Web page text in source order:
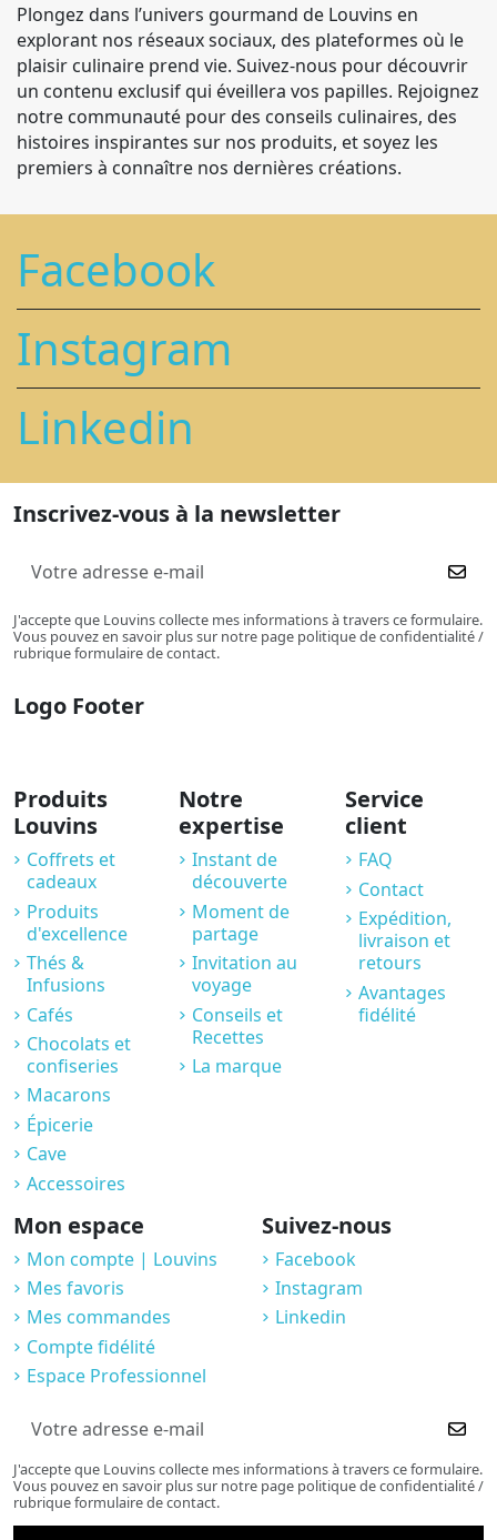
Plongez dans l’univers gourmand de Louvins en
explorant nos réseaux sociaux, des plateformes où le
plaisir culinaire prend vie. Suivez-nous pour découvrir
un contenu exclusif qui éveillera vos papilles. Rejoignez
notre communauté pour des conseils culinaires, des
histoires inspirantes sur nos produits, et soyez les
premiers à connaître nos dernières créations.
Facebook
Instagram
Linkedin
Inscrivez-vous à la newsletter
J'accepte que Louvins collecte mes informations à travers ce formulaire.
Vous pouvez en savoir plus sur notre page politique de confidentialité /
rubrique formulaire de contact.
Logo Footer
Produits
Louvins
Coffrets et
cadeaux
Produits
d'excellence
Thés &
Infusions
Cafés
Chocolats et
confiseries
Macarons
Épicerie
Cave
Accessoires
Notre
expertise
Instant de
découverte
Moment de
partage
Invitation au
voyage
Conseils et
Recettes
La marque
Service
client
FAQ
Contact
Expédition,
livraison et
retours
Avantages
fidélité
Mon espace
Mon compte | Louvins
Mes favoris
Mes commandes
Compte fidélité
Espace Professionnel
Suivez-nous
Facebook
Instagram
Linkedin
J'accepte que Louvins collecte mes informations à travers ce formulaire.
Vous pouvez en savoir plus sur notre page politique de confidentialité /
rubrique formulaire de contact.